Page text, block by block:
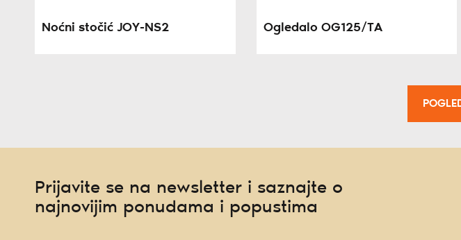
Noćni stočić JOY-NS2 Ogledalo OG125/TA
Prijavite se na newsletter i saznajte o
najnovijim ponudama i popustima